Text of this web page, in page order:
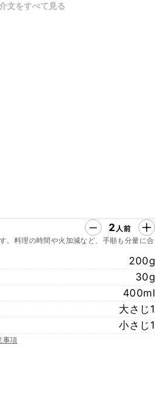
作り頂けますよ。ぜひ、今夜の一品に
文をすべて見る
2 人前
。料理の時間や火加減など、手順も分量に合
200g
30g
400ml
大さじ1
小さじ1
事項